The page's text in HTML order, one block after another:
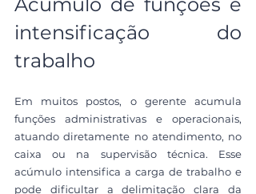
Acúmulo de funções e
intensificação do
trabalho
Em muitos postos, o gerente acumula
funções administrativas e operacionais,
atuando diretamente no atendimento, no
caixa ou na supervisão técnica. Esse
acúmulo intensifica a carga de trabalho e
pode dificultar a delimitação clara da